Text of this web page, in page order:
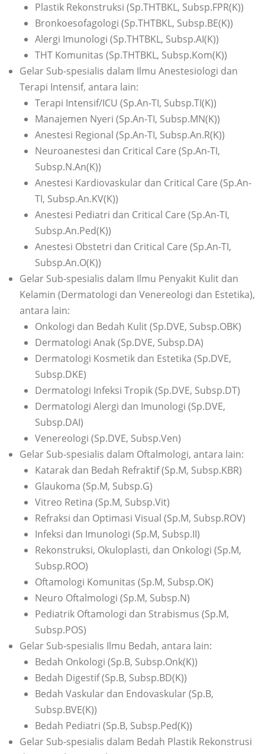
Plastik Rekonstruksi (Sp.THTBKL, Subsp.FPR(K))
Bronkoesofagologi (Sp.THTBKL, Subsp.BE(K))
Alergi Imunologi (Sp.THTBKL, Subsp.AI(K))
THT Komunitas (Sp.THTBKL, Subsp.Kom(K))
Gelar Sub-spesialis dalam Ilmu Anestesiologi dan
Terapi Intensif, antara lain:
Terapi Intensif/ICU (Sp.An-TI, Subsp.TI(K))
Manajemen Nyeri (Sp.An-TI, Subsp.MN(K))
Anestesi Regional (Sp.An-TI, Subsp.An.R(K))
Neuroanestesi dan Critical Care (Sp.An-TI,
Subsp.N.An(K))
Anestesi Kardiovaskular dan Critical Care (Sp.An-
TI, Subsp.An.KV(K))
Anestesi Pediatri dan Critical Care (Sp.An-TI,
Subsp.An.Ped(K))
Anestesi Obstetri dan Critical Care (Sp.An-TI,
Subsp.An.O(K))
Gelar Sub-spesialis dalam Ilmu Penyakit Kulit dan
Kelamin (Dermatologi dan Venereologi dan Estetika),
antara lain:
Onkologi dan Bedah Kulit (Sp.DVE, Subsp.OBK)
Dermatologi Anak (Sp.DVE, Subsp.DA)
Dermatologi Kosmetik dan Estetika (Sp.DVE,
Subsp.DKE)
Dermatologi Infeksi Tropik (Sp.DVE, Subsp.DT)
Dermatologi Alergi dan Imunologi (Sp.DVE,
Subsp.DAI)
Venereologi (Sp.DVE, Subsp.Ven)
Gelar Sub-spesialis dalam Oftalmologi, antara lain:
Katarak dan Bedah Refraktif (Sp.M, Subsp.KBR)
Glaukoma (Sp.M, Subsp.G)
Vitreo Retina (Sp.M, Subsp.Vit)
Refraksi dan Optimasi Visual (Sp.M, Subsp.ROV)
Infeksi dan Imunologi (Sp.M, Subsp.II)
Rekonstruksi, Okuloplasti, dan Onkologi (Sp.M,
Subsp.ROO)
Oftamologi Komunitas (Sp.M, Subsp.OK)
Neuro Oftalmologi (Sp.M, Subsp.N)
Pediatrik Oftamologi dan Strabismus (Sp.M,
Subsp.POS)
Gelar Sub-spesialis Ilmu Bedah, antara lain:
Bedah Onkologi (Sp.B, Subsp.Onk(K))
Bedah Digestif (Sp.B, Subsp.BD(K))
Bedah Vaskular dan Endovaskular (Sp.B,
Subsp.BVE(K))
Bedah Pediatri (Sp.B, Subsp.Ped(K))
Gelar Sub-spesialis dalam Bedah Plastik Rekonstrusi